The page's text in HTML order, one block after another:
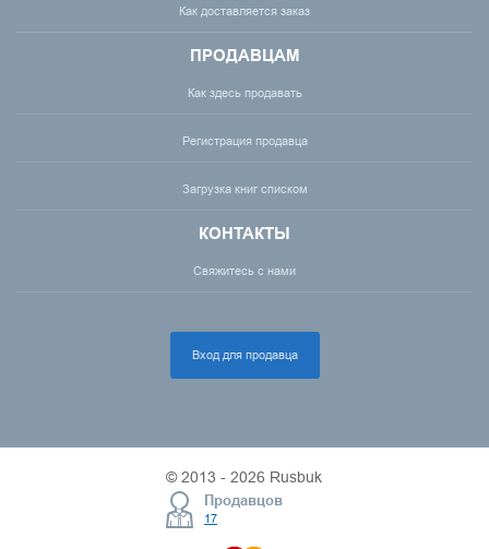
Как доставляется заказ
ПРОДАВЦАМ
Как здесь продавать
Регистрация продавца
Загрузка книг списком
КОНТАКТЫ
Свяжитесь с нами
Вход для продавца
© 2013 - 2026 Rusbuk
Продавцов
17